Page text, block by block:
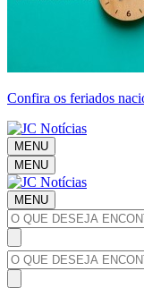
Confira os feriados
MENU
MENU
MENU